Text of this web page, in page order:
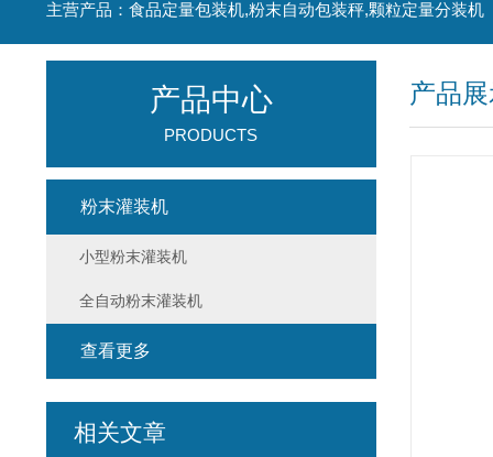
主营产品：食品定量包装机,粉末自动包装秤,颗粒定量分装机
产品
产品中心
PRODUCTS
粉末灌装机
小型粉末灌装机
全自动粉末灌装机
查看更多
相关文章